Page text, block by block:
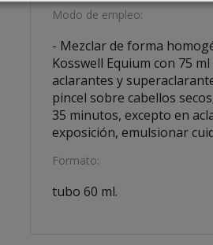
Modo de empleo:
- Mezclar de forma
Kosswell Equium con 75
aclarantes y
pincel sobre cabellos
35 minutos, excepto en
exposición, emulsionar
Formato:
tubo 60 ml.